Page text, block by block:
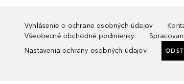
Vyhlásenie o ochrane osobných údajov
Všeobecné obchodné podmienky
Nastavenia ochrany osobných údajov